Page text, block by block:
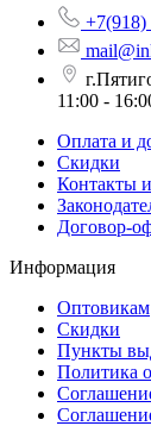
+7(918)
11:00 -
Оплата и
Скидки
Контакты
Договор-
Информация
Оптовикам
Скидки
Пункты
Политика